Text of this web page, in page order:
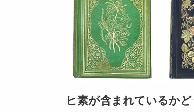
ヒ素が含まれているか